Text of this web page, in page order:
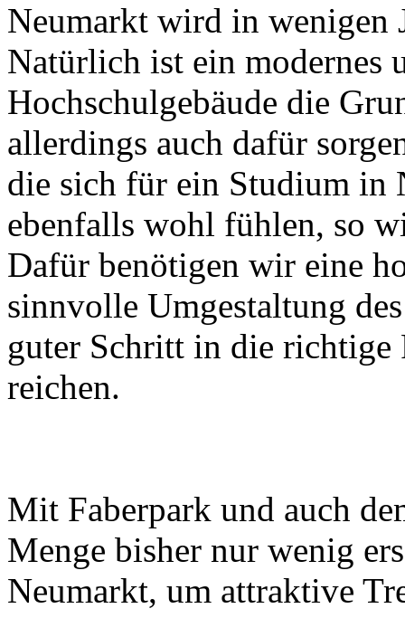
Neumarkt wird in wenigen
Natürlich ist ein modernes
Hochschulgebäude die
allerdings auch dafür
die sich für ein Studium in
ebenfalls wohl fühlen, so
Dafür benötigen wir eine
sinnvolle Umgestaltung
guter Schritt in die
reichen.
Mit Faberpark und auch
Menge bisher nur wenig
Neumarkt, um attraktive